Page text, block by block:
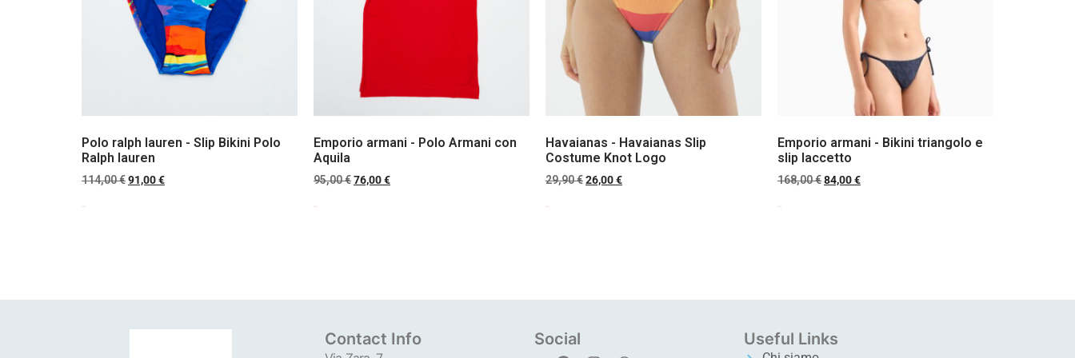
Polo ralph lauren - Slip Bikini Polo
Ralph lauren
114,00€91,00€
Emporio armani - Polo Armani con
Aquila
95,00€76,00€
Havaianas - Havaianas Slip
Costume Knot Logo
29,90€26,00€
Emporio armani - Bikini triangolo e
slip laccetto
168,00€84,00€
Contact Info Social Useful Links